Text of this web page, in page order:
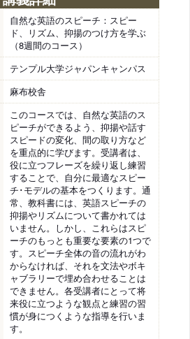
自然な英語のスピーチ：スピー
ド、リズム、抑揚のつけ方を学ぶ
（8週間のコース）
テンプル大学ジャパンキャンパス
麻布校舎
このコースでは、自然な英語のス
ピーチができるよう、抑揚や話す
スピードの変化、間の取り方など
を重点的に学びます。受講者は、
役に立つフレーズを繰り返し練習
することで、自分に最適なスピー
チ･モデルの基本をつくります。通
常、教科書には、英語スピーチの
抑揚やリズムについて書かれては
いません。しかし、これらはスピ
ーチのもっとも重要な要素の1つで
す。スピーチ全体の音の流れがわ
からなければ、それを文法やボキ
ャブラリーで埋め合わせることは
できません。各受講者にとって将
来役に立つような観点と練習の習
慣が身につくような指導を行いま
す。